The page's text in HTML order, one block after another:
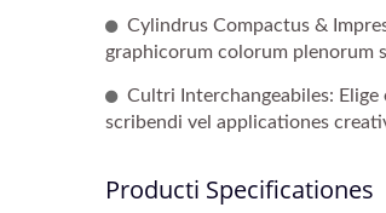
Cylindrus Compactus &
graphicorum colorum plenorum
Cultri Interchangeabiles:
scribendi vel applicationes
Producti Specificationes